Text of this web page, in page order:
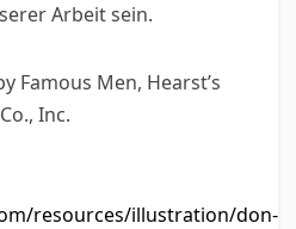
Arbeit sein.
Famous Men, Hearst’s
Inc.
resources/illustration/don-